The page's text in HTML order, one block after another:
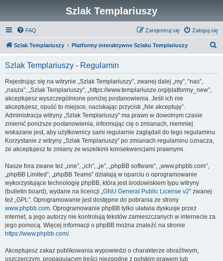
Szlak Templariuszy
FAQ Zaloguj się
Zarejestruj się
Szlak Templariuszy Platformy interaktywne Szlaku Templariuszy
Szlak Templariuszy - Regulamin
Rejestrując się na witrynie „Szlak Templariuszy”, zwanej dalej „my”, ”nas”,
„nasza”, „Szlak Templariuszy”, „https://www.templariusze.org/platformy_new”,
akceptujesz wyszczególnione poniżej postanowienia. Jeśli ich nie
akceptujesz, opuść to miejsce, naciskając przycisk „Nie akceptuję”.
Administracja witryny „Szlak Templariuszy” ma prawo w dowolnym czasie
zmienić poniższe postanowienia, informując cię o zmianach, niemniej
wskazane jest, aby użytkownicy sami regularnie zaglądali do tego regulaminu.
Korzystanie z witryny „Szlak Templariuszy” po zmianach regulaminu oznacza,
że akceptujesz te zmiany ze wszelkimi konsekwencjami prawnymi.
Nasze fora zwane też „one”, „ich”, „je”, „phpBB software”, „www.phpbb.com”,
„phpBB Limited”, „phpBB Teams” działają w oparciu o oprogramowanie
wykorzystujące technologię phpBB, która jest środowiskiem typu witryny
(bulletin board), wydane na licencji „GNU General Public License v2” zwanej
też „GPL”. Oprogramowanie jest dostępne do pobrania ze strony
www.phpbb.com. Oprogramowanie phpBB tylko ułatwia dyskusje przez
internet, a jego autorzy nie kontrolują tekstów zamieszczanych w internecie za
jego pomocą. Więcej informacji o phpBB można znaleźć na stronie
https://www.phpbb.com/.
Akceptujesz zakaz publikowania wypowiedzi o charakterze obraźliwym,
oszczerczym, propagującym treści niezgodne z polskim prawem lub